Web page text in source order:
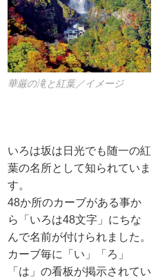
華厳の滝と紅葉／イメージ
いろは坂は日光でも随一の紅
葉の名所として知られていま
す。
48か所のカーブがある事か
ら「いろは48文字」にちな
んで名前が付けられました。
カーブ毎に「い」「ろ」
「は」の看板が掲示されてい